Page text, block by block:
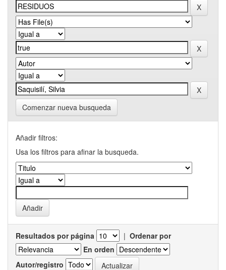
Comenzar nueva busqueda
Añadir filtros:
Usa los filtros para afinar la busqueda.
Resultados por página | Ordenar por
En orden
Autor/registro